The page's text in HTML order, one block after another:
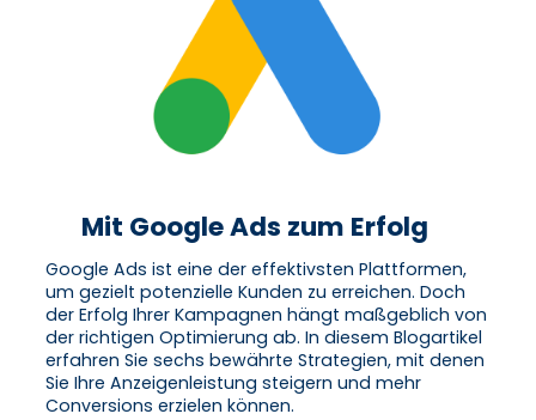
Mit Google Ads zum Erfolg
Google Ads ist eine der effektivsten Plattformen,
um gezielt potenzielle Kunden zu erreichen. Doch
der Erfolg Ihrer Kampagnen hängt maßgeblich von
der richtigen Optimierung ab. In diesem Blogartikel
erfahren Sie sechs bewährte Strategien, mit denen
Sie Ihre Anzeigenleistung steigern und mehr
Conversions erzielen können.